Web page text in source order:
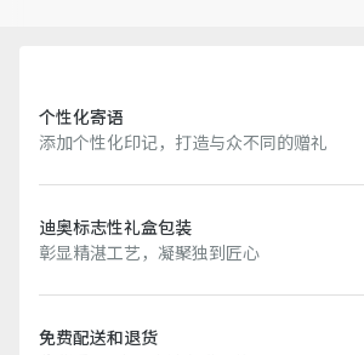
个性化寄语
添加个性化印记，打造与众不同的赠礼
迪奥标志性礼盒包装
彰显精湛工艺，凝聚独到匠心
免费配送和退货